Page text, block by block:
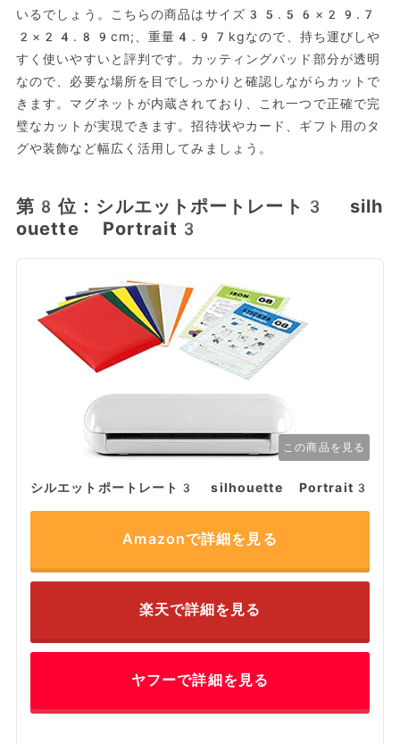
いるでしょう。こちらの商品はサイズ35.56×29.7
2×24.89cm;、重量4.97kgなので、持ち運びしや
すく使いやすいと評判です。カッティングパッド部分が透明
なので、必要な場所を目でしっかりと確認しながらカットで
きます。マグネットが内蔵されており、これ一つで正確で完
璧なカットが実現できます。招待状やカード、ギフト用のタ
グや装飾など幅広く活用してみましょう。
第8位：シルエットポートレート3 silh
ouette Portrait3
この商品を見る
シルエットポートレート3 silhouette Portrait3
Amazonで詳細を見る
楽天で詳細を見る
ヤフーで詳細を見る